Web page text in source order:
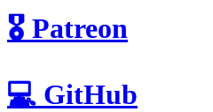
🎖️ Patreon
💻 GitHub